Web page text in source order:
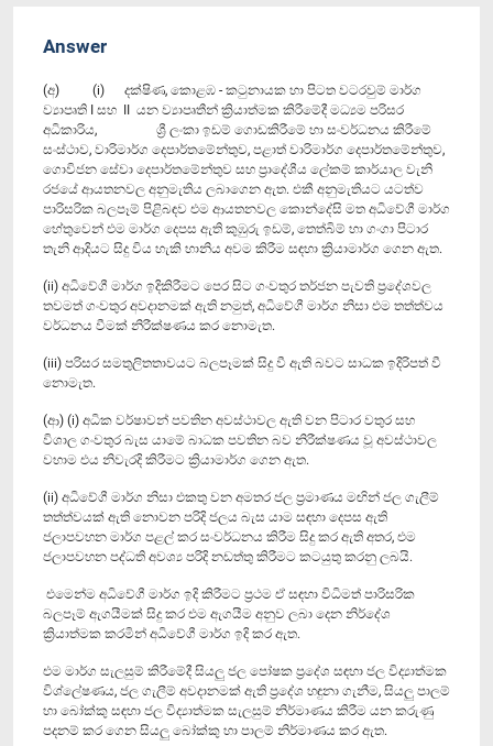
Answer
(අ) (i) දක්ෂිණ, කොළඹ - කටුනායක හා පිටත වටරවුම් මාර්ග
ව්‍යාපෘති I සහ II යන ව්‍යාපෘතීන් ක්‍රියාත්මක කිරීමේදී මධ්‍යම පරිසර
අධිකාරිය, ශ්‍රී ලංකා ඉඩම් ගොඩකිරීමේ හා සංවර්ධනය කිරීමේ
සංස්ථාව, වාරිමාර්ග දෙපාර්තමේන්තුව, පළාත් වාරිමාර්ග දෙපාර්තමේන්තුව,
ගොවිජන සේවා දෙපාර්තමේන්තුව සහ ප්‍රාදේශීය ලේකම් කාර්යාල වැනි
රජයේ ආයතනවල අනුමැතිය ලබාගෙන ඇත. එකී අනුමැතියට යටත්ව
පාරිසරික බලපෑම් පිළිබඳව එම ආයතනවල කොන්දේසි මත අධිවේගී මාර්ග
හේතුවෙන් එම මාර්ග දෙපස ඇති කුඹුරු ඉඩම්, තෙත්බිම් හා ගංගා පිටාර
තැනි ආදියට සිදු ‍විය හැකි හානිය අවම කිරීම සඳහා ක්‍රියාමාර්ග ගෙන ඇත.
(ii) අධි‍වේගී මාර්ග ඉදිකිරීමට පෙර සිට ගංවතු‍ර තර්ජන පැවති ප්‍රදේශවල
තවමත් ගංවතුර අවදානමක් ඇති නමුත්, අධිවේගී මාර්ග නිසා එම තත්ත්වය
වර්ධනය ‍වීමක් නිරීක්ෂණය කර නොමැත.
(iii) පරිසර සමතුලිතතාවයට බලපෑමක් සිදු වී ඇති බවට සාධක ඉදිරිපත් වී
නොමැත.
(ආ) (i) අධික වර්ෂාවන් පවතින අවස්ථාවල ඇති වන පිටාර වතුර සහ
විශාල ගංවතුර බැස යාමේ බාධක පවතින බව නිරීක්ෂණය වූ අවස්ථාවල
වහාම එය නිවැරදි කිරීමට ක්‍රියාමාර්ග ගෙන ඇත.
(ii) අධිවේගී මාර්ග නිසා එකතු වන අමතර ජල ප්‍රමාණය මඟින් ජල ගැලීම්
තත්ත්වයක් ඇති නොවන පරිදි ජලය බැස යාම සඳහා දෙපස ඇති
ජලාපවහන මාර්ග පළල් කර සංවර්ධනය කිරීම සිදු කර ඇති අතර, එම
ජලාපවහන පද්ධති අවශ්‍ය පරිදි නඩත්තු කිරීමට කටයුතු කරනු ලබයි.
‍ එමෙන්ම අධිවේගී මාර්ග ඉදි කිරීමට ප්‍රථම ඒ සඳහා විධිමත් පාරිසරික
බලපෑම් ඇගයීමක් සිදු කර එම ඇගයීම අනුව ලබා දෙන නිර්දේශ
ක්‍රියාත්මක කරමින් අධිවේගී මාර්ග ඉදි කර ඇත.
එම මාර්ග සැලසුම් කිරීමේදී සියලු ජල පෝෂක ප්‍රදේශ සඳහා ජල විද්‍යාත්මක
විශ්ලේෂණය, ජල ගැලීම් අවදානමක් ඇති ප්‍රදේශ හඳුනා ගැනීම, සියලු පාලම්
හා බෝක්කු සඳහා ජල විද්‍යාත්මක සැලසුම් නිර්මාණය කිරීම යන කරුණු
පදනම් කර ගෙන සියලු බෝක්කු හා පාලම් නිර්මාණය කර ඇත.